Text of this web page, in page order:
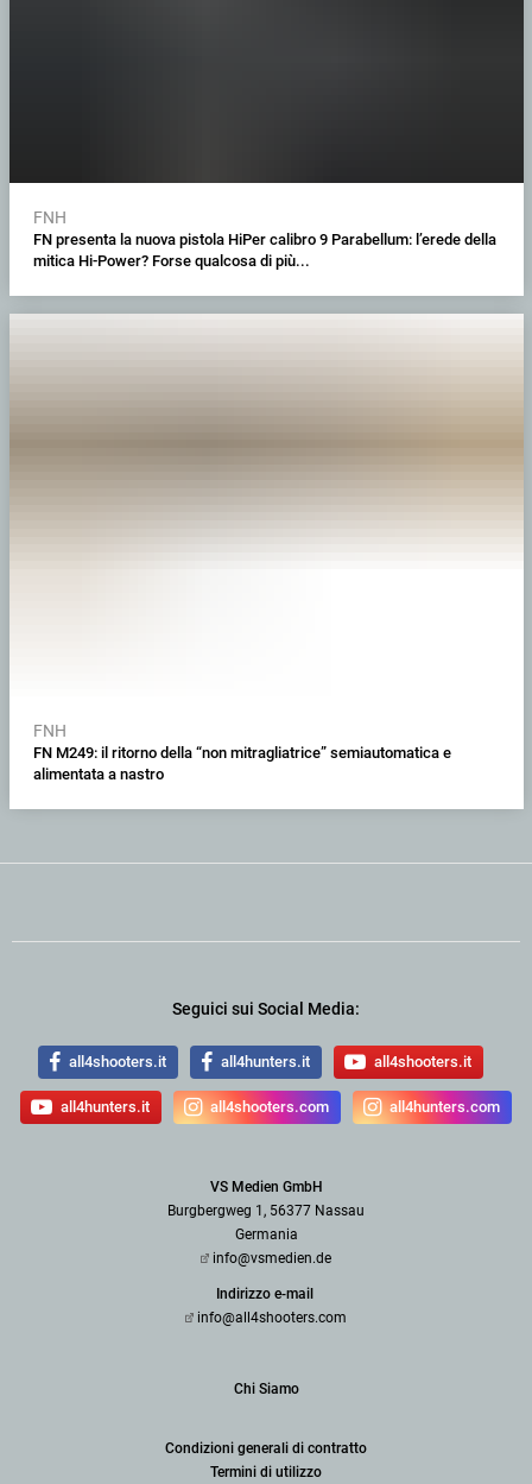
FNH
FN presenta la nuova pistola HiPer calibro 9 Parabellum: l’erede della
mitica Hi-Power? Forse qualcosa di più...
FNH
FN M249: il ritorno della “non mitragliatrice” semiautomatica e
alimentata a nastro
Seguici sui Social Media:
all4shooters.it all4hunters.it all4shooters.it
all4hunters.it all4shooters.com all4hunters.com
VS Medien GmbH
Burgbergweg 1, 56377 Nassau
Germania
info@vsmedien.de
Indirizzo e-mail
info@all4shooters.com
Chi Siamo
Condizioni generali di contratto
Termini di utilizzo